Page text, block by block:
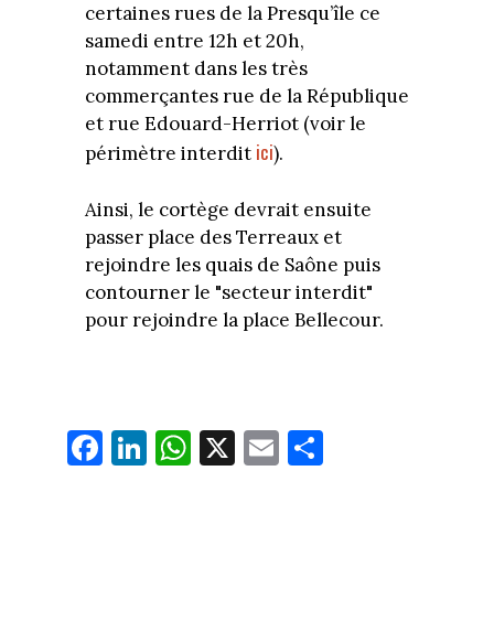
certaines rues de la Presqu’île ce
samedi entre 12h et 20h,
notamment dans les très
commerçantes rue de la République
et rue Edouard-Herriot (voir le
périmètre interdit ici).
Ainsi, le cortège devrait ensuite
passer place des Terreaux et
rejoindre les quais de Saône puis
contourner le "secteur interdit"
pour rejoindre la place Bellecour.
Fa
ce
Li
nk
W
ha
X E
m
Pa